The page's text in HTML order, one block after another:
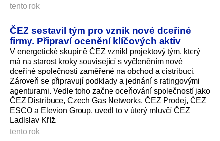
tento rok
ČEZ sestavil tým pro vznik nové dceřiné
firmy. Připraví ocenění klíčových aktiv
V energetické skupině ČEZ vznikl projektový tým, který
má na starost kroky související s vyčleněním nové
dceřiné společnosti zaměřené na obchod a distribuci.
Zároveň se připravují podklady a jednání s ratingovými
agenturami. Vedle toho začne oceňování společností jako
ČEZ Distribuce, Czech Gas Networks, ČEZ Prodej, ČEZ
ESCO a Elevion Group, uvedl to v úterý mluvčí ČEZ
Ladislav Kříž.
tento rok